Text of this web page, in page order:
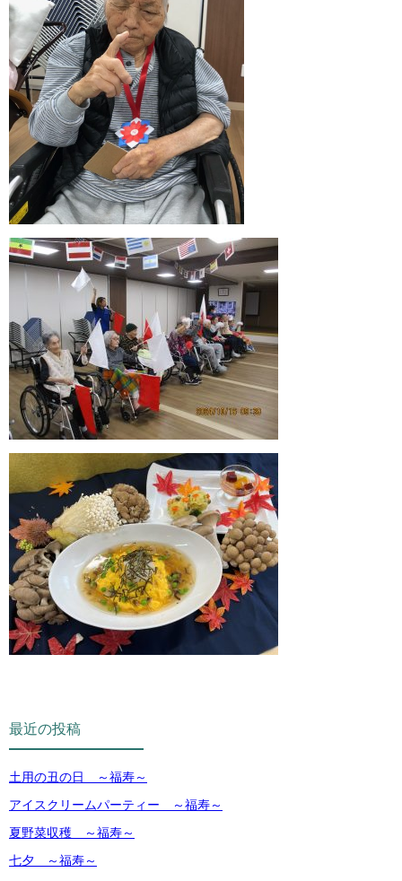
最近の投稿
土用の丑の日 ～福寿～
アイスクリームパーティー ～福寿～
夏野菜収穫 ～福寿～
七夕 ～福寿～